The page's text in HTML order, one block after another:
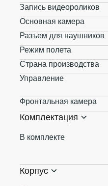
Запись видеороликов
Основная камера
Разъем для наушников
Режим полета
Страна производства
Управление
Фронтальная камера
Комплектация
В комплекте
Корпус